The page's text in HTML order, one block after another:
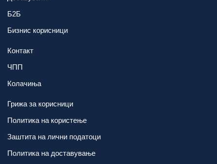
Б2Б
Бизнис корисници
Контакт
ЧПП
Колачиња
Грижа за корисници
Политика на користење
Заштита на лични податоци
Политика на доставување